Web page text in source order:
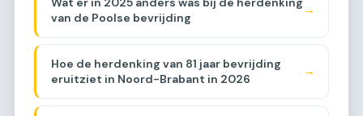
van de Poolse bevrijding
→
Hoe de herdenking van 81 jaar bevrijding
eruitziet in Noord-Brabant in 2026
→